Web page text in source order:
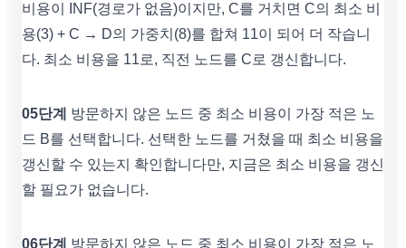
비용이 INF(경로가 없음)이지만, C를 거치면 C의 최소 비
용(3) + C → D의 가중치(8)를 합쳐 11이 되어 더 작습니
다. 최소 비용을 11로, 직전 노드를 C로 갱신합니다.
05단계 방문하지 않은 노드 중 최소 비용이 가장 적은 노
드 B를 선택합니다. 선택한 노드를 거쳤을 때 최소 비용을
갱신할 수 있는지 확인합니다만, 지금은 최소 비용을 갱신
할 필요가 없습니다.
06단계
방문하지 않은 노드 중 최소 비용이 가장 적은 노